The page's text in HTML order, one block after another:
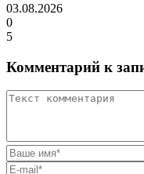
03.08.2026
0
5
Комментарий к